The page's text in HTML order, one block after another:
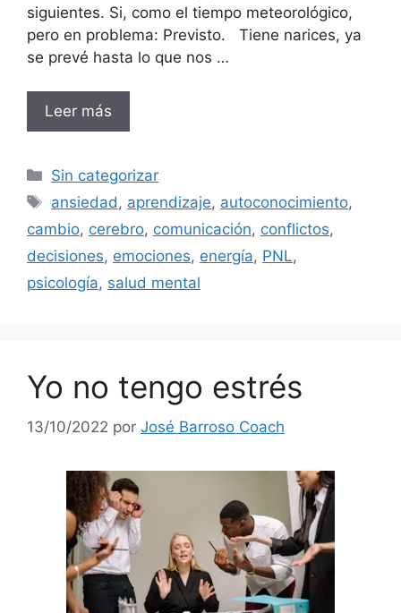
siguientes. Si, como el tiempo meteorológico,
pero en problema: Previsto. Tiene narices, ya
se prevé hasta lo que nos …
Leer más
Categorías
Sin categorizar
Etiquetas
ansiedad, aprendizaje, autoconocimiento,
cambio, cerebro, comunicación, conflictos,
decisiones, emociones, energía, PNL,
psicología, salud mental
Yo no tengo estrés
13/10/2022 por José Barroso Coach